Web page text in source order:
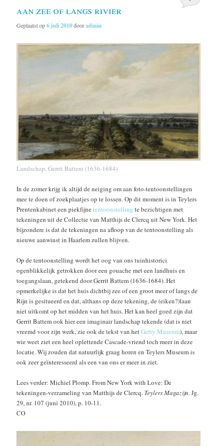
aan zee of langs rivier
Geplaatst op6 juli 2010dooradmin
Landschap, Gerrit Battem (1636-1684)
In de zomer krijg ik altijd de neiging om aan foto-tentoonstellingen
mee te doen of zoekplaatjes op te lossen. Op dit moment is in Teylers
Prentenkabinet een piekfijnetentoonstelling te bezichtigen met
tekeningen uit de Collectie van Matthijs de Clercq uit New York. Het
bijzondere is dat de tekeningen na afloop van de tentoonstelling als
nieuwe aanwinst in Haarlem zullen blijven.
Op de tentoonstelling wordt het oog van ons tuinhistorici
ogenblikkelijk getrokken door een gouache met een landhuis en
toegangslaan, getekend door Gerrit Battem (1636-1684). Het
opmerkelijke is dat het huis dichtbij zee of een groot meer of langs de
Rijn is gesitueerd en dat, althans op deze tekening, de (eiken?)laan
niet uitkomt op het midden van het huis. Het kan heel goed zijn dat
Gerrit Battem ook hier een imaginair landschap tekende (dat is niet
vreemd voor zijn werk, zie ook de tekst van hetGetty Museum), maar
wie weet ziet een heel oplettende Cascade-vriend toch meer in deze
locatie. Wij zouden dat natuurlijk graag horen en Teylers Museum is
ook zeer geïnteresseerd als een van ons er meer in ziet.
Lees verder: Michiel Plomp. From New York with Love: De
tekeningen-verzameling van Matthijs de Clercq. Teylers Magazijn. Jg.
29, nr. 107 (juni 2010), p. 10-11.
CO